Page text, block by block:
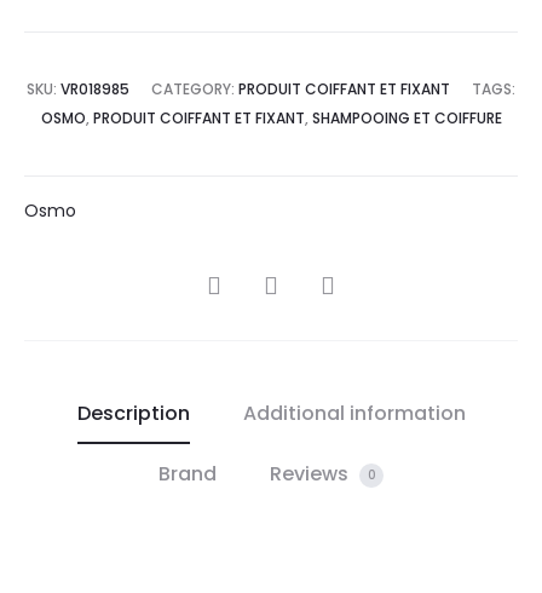
SKU: VR018985 CATEGORY: PRODUIT COIFFANT ET FIXANT
TAGS:
OSMO, PRODUIT COIFFANT ET FIXANT, SHAMPOOING ET COIFFURE
Osmo
SHARE
Description Additional information
Brand Reviews 0